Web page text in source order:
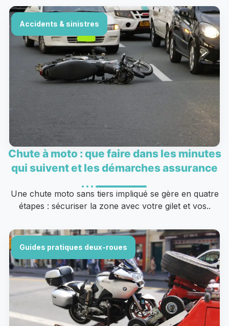
Accidents & sinistres
Chute à moto : que faire dans les minutes
qui suivent et les démarches assurance
Une chute moto sans tiers impliqué se gère en quatre
étapes : sécuriser la zone avec votre gilet et vos..
Guides pratiques deux-roues